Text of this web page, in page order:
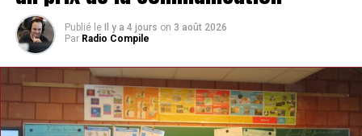
Publié le Il y a 4 jours on 3 août 2026
Par Radio Compile